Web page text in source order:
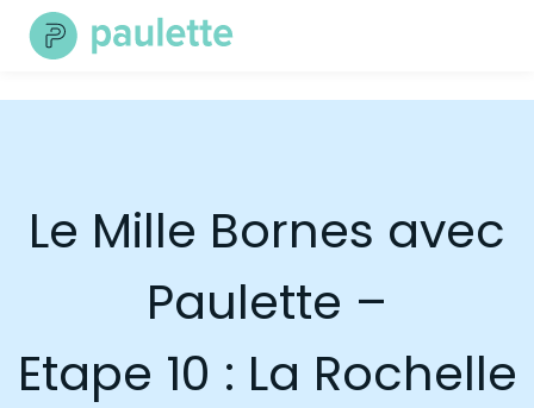
Skip
Le Mille Bornes avec
Paulette –
Etape 10 : La Rochelle